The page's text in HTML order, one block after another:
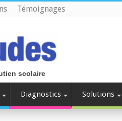
Témoignages
scolaire
Diagnostics Solutions